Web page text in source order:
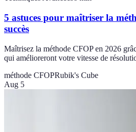
5 astuces pour maîtriser la
succès
Maîtrisez la méthode CFOP en 2026
qui amélioreront votre vitesse de
méthode CFOPRubik's Cube
Aug 5